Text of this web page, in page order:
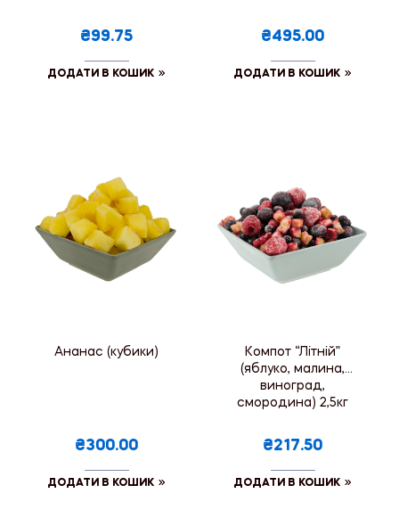
₴99.75
ДОДАТИ В КОШИК
₴495.00
ДОДАТИ В КОШИК
Ананас (кубики)
₴300.00
ДОДАТИ В КОШИК
Компот “Літній”
(яблуко, малина,
виноград,
смородина) 2,5кг
₴217.50
ДОДАТИ В КОШИК